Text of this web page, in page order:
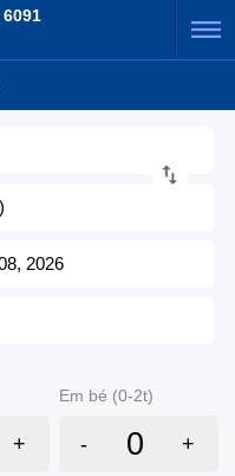
6091
2026
Em bé (0-2t)
+ - +